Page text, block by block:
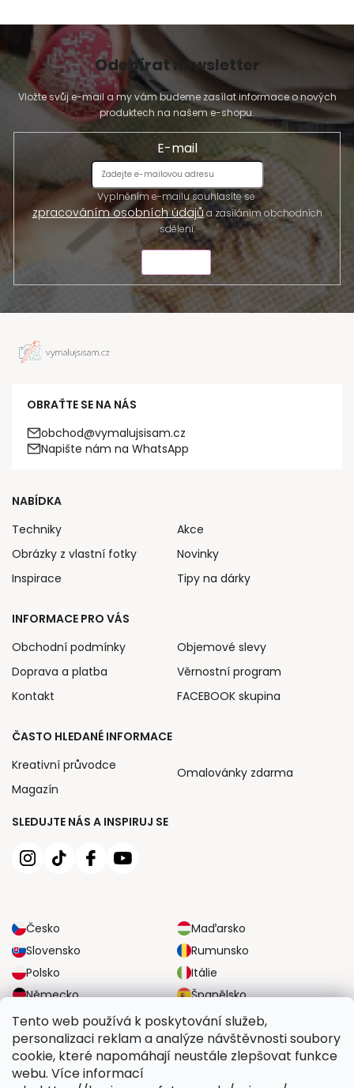
Tento web používá k poskytování služeb,
personalizaci reklam a analýze návštěvnosti soubory
cookie, které napomáhají neustále zlepšovat funkce
webu. Více informací
Odebírat newsletter
Vložte svůj e-mail a my vám budeme zasílat informace o nových
produktech na našem e-shopu.
E-mail
Vyplněním e-mailu souhlasíte se
zpracováním osobních údajůa zasíláním obchodních
sdělení.
OBRAŤTE SE NA NÁS
obchod@vymalujsisam.cz
Napište nám na WhatsApp
SLEDUJTE NÁS A INSPIRUJ SE
Česko
Maďarsko
Slovensko
Rumunsko
Polsko
Itálie
Německo
Španělsko
Velká Británie
Rakousko
NABÍDKA
Techniky
Obrázky z vlastní fotky
Inspirace
Akce
Novinky
Tipy na dárky
INFORMACE PRO VÁS
Obchodní podmínky
Doprava a platba
Kontakt
Objemové slevy
Věrnostní program
FACEBOOK skupina
ČASTO HLEDANÉ INFORMACE
Kreativní průvodce
Magazín
Omalovánky zdarma
SPOLEHLIVÉ MOŽNOSTI DOPRAVY